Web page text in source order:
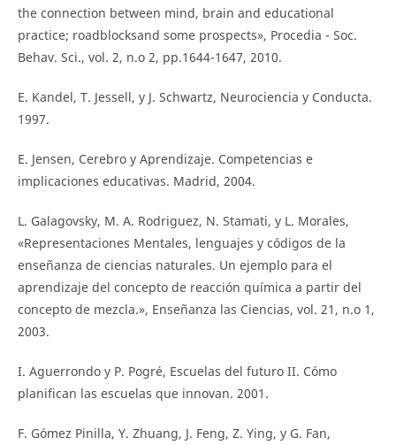
the connection between mind, brain and educational
practice; roadblocksand some prospects», Procedia - Soc.
Behav. Sci., vol. 2, n.o 2, pp.1644-1647, 2010.
E. Kandel, T. Jessell, y J. Schwartz, Neurociencia y Conducta.
1997.
E. Jensen, Cerebro y Aprendizaje. Competencias e
implicaciones educativas. Madrid, 2004.
L. Galagovsky, M. A. Rodriguez, N. Stamati, y L. Morales,
«Representaciones Mentales, lenguajes y códigos de la
enseñanza de ciencias naturales. Un ejemplo para el
aprendizaje del concepto de reacción química a partir del
concepto de mezcla.», Enseñanza las Ciencias, vol. 21, n.o 1,
2003.
I. Aguerrondo y P. Pogré, Escuelas del futuro II. Cómo
planifican las escuelas que innovan. 2001.
F. Gómez Pinilla, Y. Zhuang, J. Feng, Z. Ying, y G. Fan,